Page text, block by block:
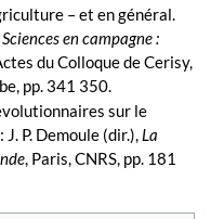
– et en général.
Sciences en campagne :
du Colloque de Cerisy,
pp. 341 350.
sur le
P. Demoule (dir.), La
, Paris, CNRS, pp. 181